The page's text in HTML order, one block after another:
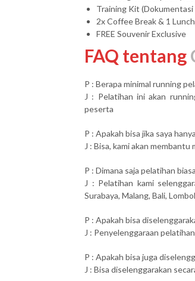
Training Kit
2x Coffee Break & 1
FREE Souvenir Exclusive
FAQ tentang
P : Berapa minimal running
J : Pelatihan ini akan
peserta
P : Apakah bisa jika saya
J : Bisa, kami akan
P : Dimana saja pelatihan
J : Pelatihan kami
Surabaya, Malang, Bali,
P : Apakah bisa
J : Penyelenggaraan
P : Apakah bisa juga
J : Bisa diselenggarakan